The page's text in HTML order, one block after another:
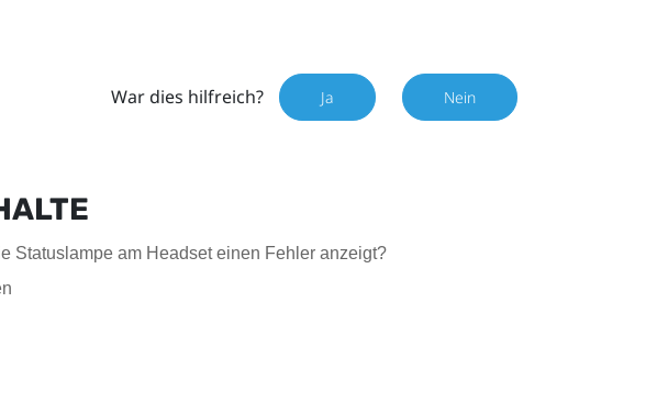
War dies hilfreich? Ja Nein
Statuslampe am Headset einen Fehler anzeigt?